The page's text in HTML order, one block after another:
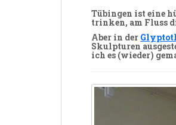
Tübingen ist eine
trinken, am Fluss
Aber in der
Skulpturen
ich es (wieder)